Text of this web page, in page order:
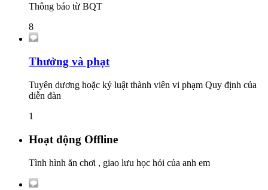
Thông báo từ BQT
8
Thưởng và phạt
Tuyên dương hoặc kỷ luật thành viên vi phạm Quy định của
diễn đàn
1
Hoạt động Offline
Tình hình ăn chơi , giao lưu học hỏi của anh em